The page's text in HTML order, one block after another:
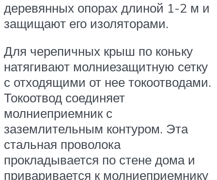
деревянных опорах длиной 1-2 м и
защищают его изоляторами.
Для черепичных крыш по коньку
натягивают молниезащитную сетку
с отходящими от нее токоотводами.
Токоотвод соединяет
молниеприемник с
заземлительным контуром. Эта
стальная проволока
прокладывается по стене дома и
приваривается к молниеприемнику